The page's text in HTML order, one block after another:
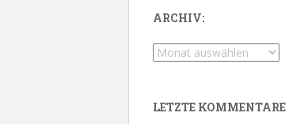
ARCHIV:
Archiv:
LETZTE KOMMENTARE